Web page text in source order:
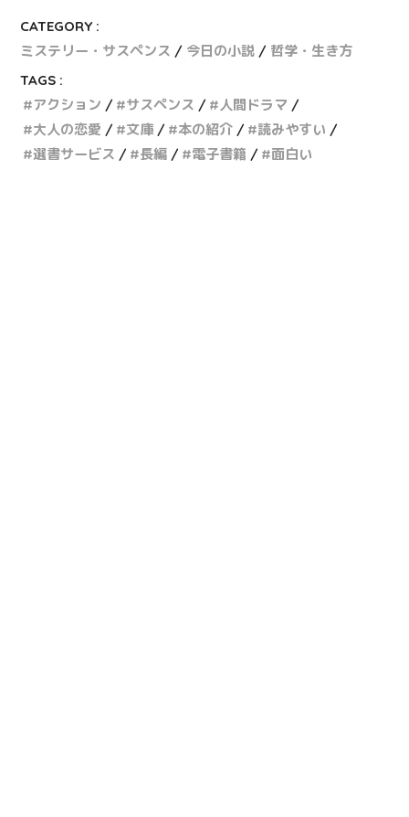
CATEGORY :
ミステリー・サスペンス
今日の小説
哲学・生き方
TAGS :
アクション
サスペンス
人間ドラマ
大人の恋愛
文庫 本の紹介
読みやすい
選書サービス
長編 電子書籍 面白い